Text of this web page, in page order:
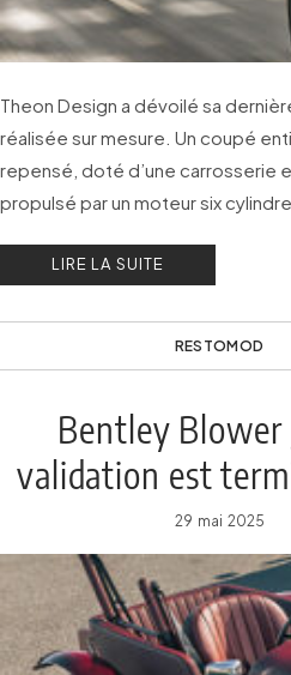
Theon Design a dévoilé sa
réalisée sur mesure. Un coupé
repensé, doté d’une carrosserie
propulsé par un moteur six
439 Nm de couple.
LIRE LA SUITE
RESTOMOD
Bentley Blower
validation est
production
29 mai 2025